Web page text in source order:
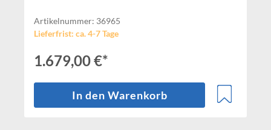
Artikelnummer: 36965
Lieferfrist: ca. 4-7 Tage
1.679,00 €*
In den Warenkorb